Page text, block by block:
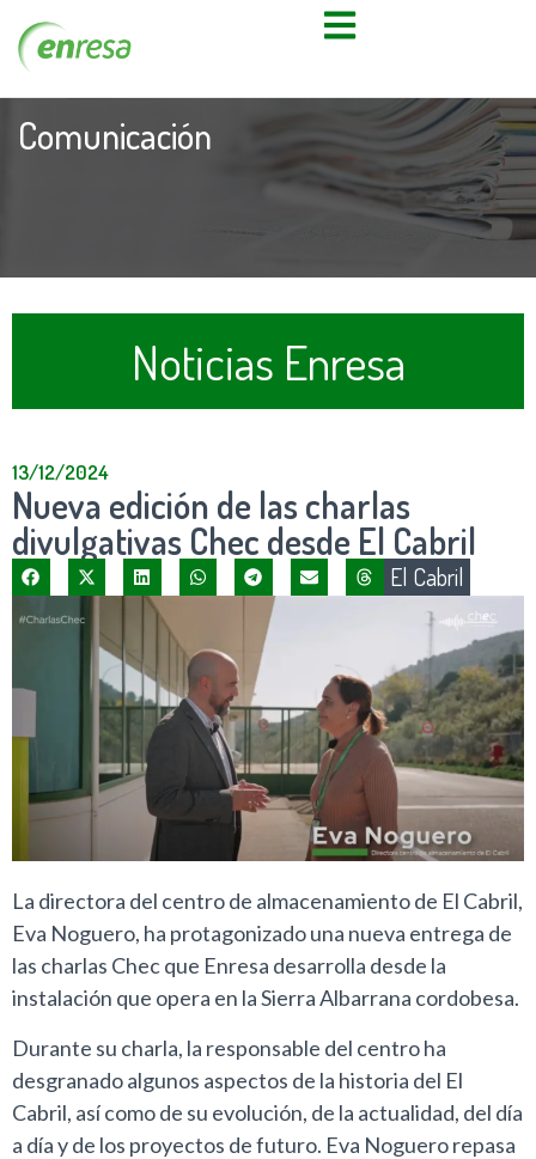
Comunicación
Noticias Enresa
13/12/2024
Nueva edición de las charlas
divulgativas Chec desde El Cabril
El Cabril
La directora del centro de almacenamiento de El Cabril,
Eva Noguero, ha protagonizado una nueva entrega de
las charlas Chec que Enresa desarrolla desde la
instalación que opera en la Sierra Albarrana cordobesa.
Durante su charla, la responsable del centro ha
desgranado algunos aspectos de la historia del El
Cabril, así como de su evolución, de la actualidad, del día
a día y de los proyectos de futuro. Eva Noguero repasa